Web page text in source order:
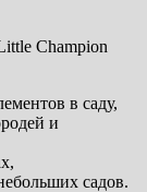
Champion
в саду,
и
садов.